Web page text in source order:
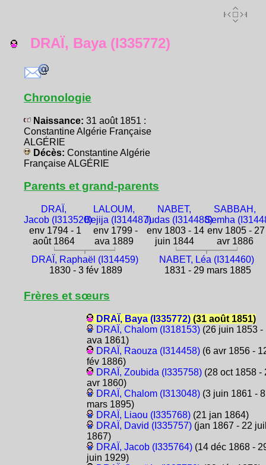
DRAÏ, Baya (I335772)
Chronologie
Naissance: 31 août 1851 :
Constantine Algérie Française
ALGÉRIE
Décès: Constantine Algérie
Française ALGÉRIE
Parents et grand-parents
DRAÏ,
Jacob (I313520)
env 1794 - 1
août 1864
LALOUM,
Bejija (I314487)
env 1799 -
ava 1889
NABET,
Judas (I314488)
env 1803 - 14
juin 1844
SABBAH,
Semha
env 1805 - 27
avr 1886
DRAÏ, Raphaël (I314459)
1830 - 3 fév 1889
NABET, Léa (I314460)
1831 - 29 mars 1885
Frères et sœurs
DRAÏ, Baya (I335772)(31 août 1851)
DRAÏ, Chalom (I318153)(26 juin 1853 -
ava 1861)
DRAÏ, Raouza (I314458)(6 avr 1856 -
fév 1886)
DRAÏ, Zoubida (I335758)(28 oct 1858 -
avr 1860)
DRAÏ, Chalom (I313048)(3 juin 1861 - 8
mars 1895)
DRAÏ, Liaou (I335768)(21 jan 1864)
DRAÏ, David (I335757)(jan 1867 - 22
1867)
DRAÏ, Jacob (I335764)(14 déc 1868 -
juin 1929)